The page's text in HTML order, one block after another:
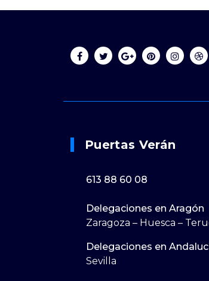
Online 24/7
613 88 60 08
Puertas Verán
613 88 60 08
Delegaciones en Aragón
Zaragoza – Huesca –
Delegaciones en
Sevilla